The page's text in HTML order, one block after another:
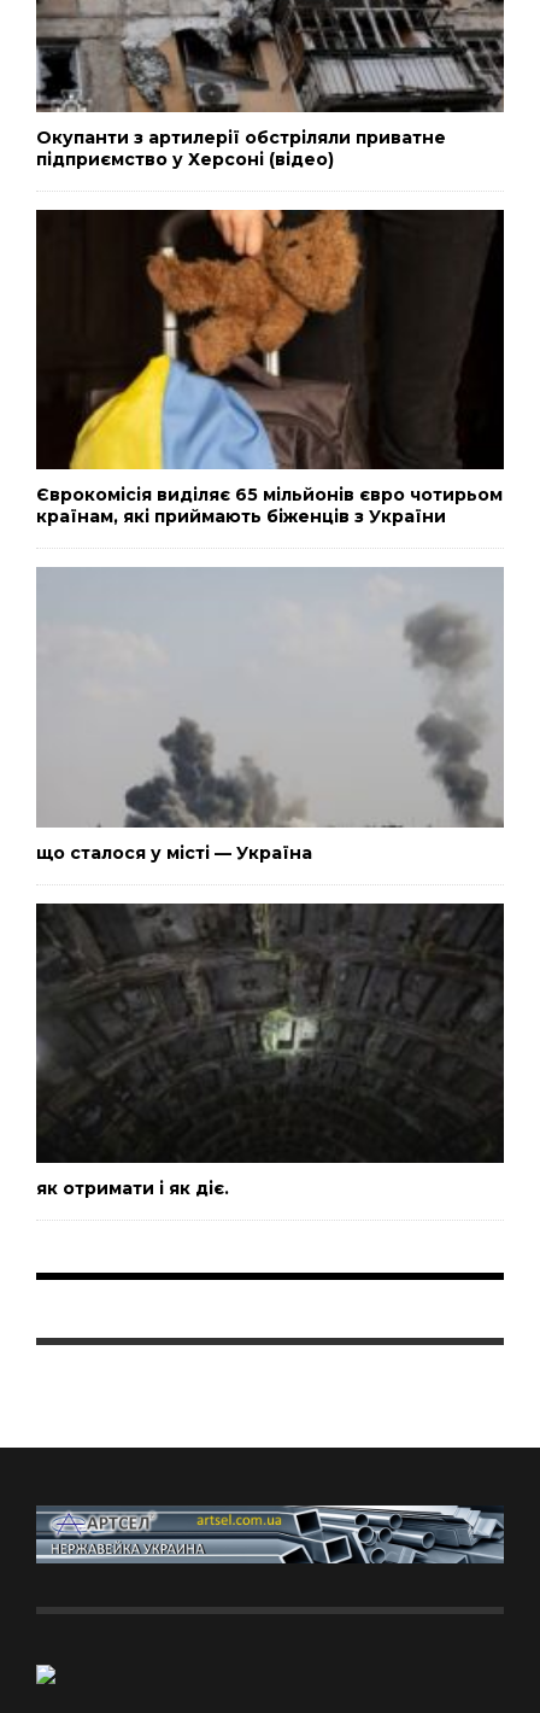
Окупанти з артилерії обстріляли приватне
підприємство у Херсоні (відео)
Єврокомісія виділяє 65 мільйонів євро чотирьом
країнам, які приймають біженців з України
що сталося у місті — Україна
як отримати і як діє.